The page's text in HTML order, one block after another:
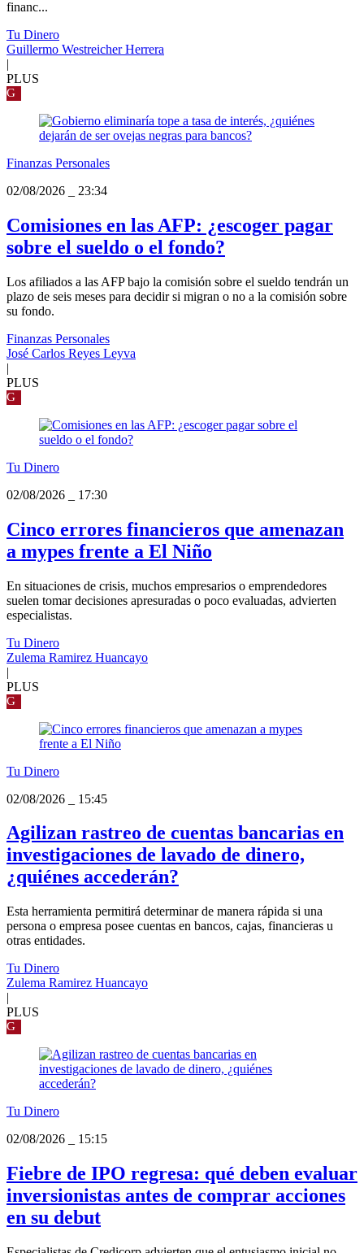
financ...
Tu Dinero
Guillermo Westreicher Herrera
|
PLUS
G
Finanzas Personales
02/08/2026
23:34
Comisiones en las AFP: ¿escoger pagar
sobre el sueldo o el fondo?
Los afiliados a las AFP bajo la comisión sobre el sueldo tendrán un
plazo de seis meses para decidir si migran o no a la comisión sobre
su fondo.
Finanzas Personales
José Carlos Reyes Leyva
|
PLUS
G
Tu Dinero
02/08/2026
17:30
Cinco errores financieros que amenazan
a mypes frente a El Niño
En situaciones de crisis, muchos empresarios o emprendedores
suelen tomar decisiones apresuradas o poco evaluadas, advierten
especialistas.
Tu Dinero
Zulema Ramirez Huancayo
|
PLUS
G
Tu Dinero
02/08/2026
15:45
Agilizan rastreo de cuentas bancarias en
investigaciones de lavado de dinero,
¿quiénes accederán?
Esta herramienta permitirá determinar de manera rápida si una
persona o empresa posee cuentas en bancos, cajas, financieras u
otras entidades.
Tu Dinero
Zulema Ramirez Huancayo
|
PLUS
G
Tu Dinero
02/08/2026
15:15
Fiebre de IPO regresa: qué deben evaluar
inversionistas antes de comprar acciones
en su debut